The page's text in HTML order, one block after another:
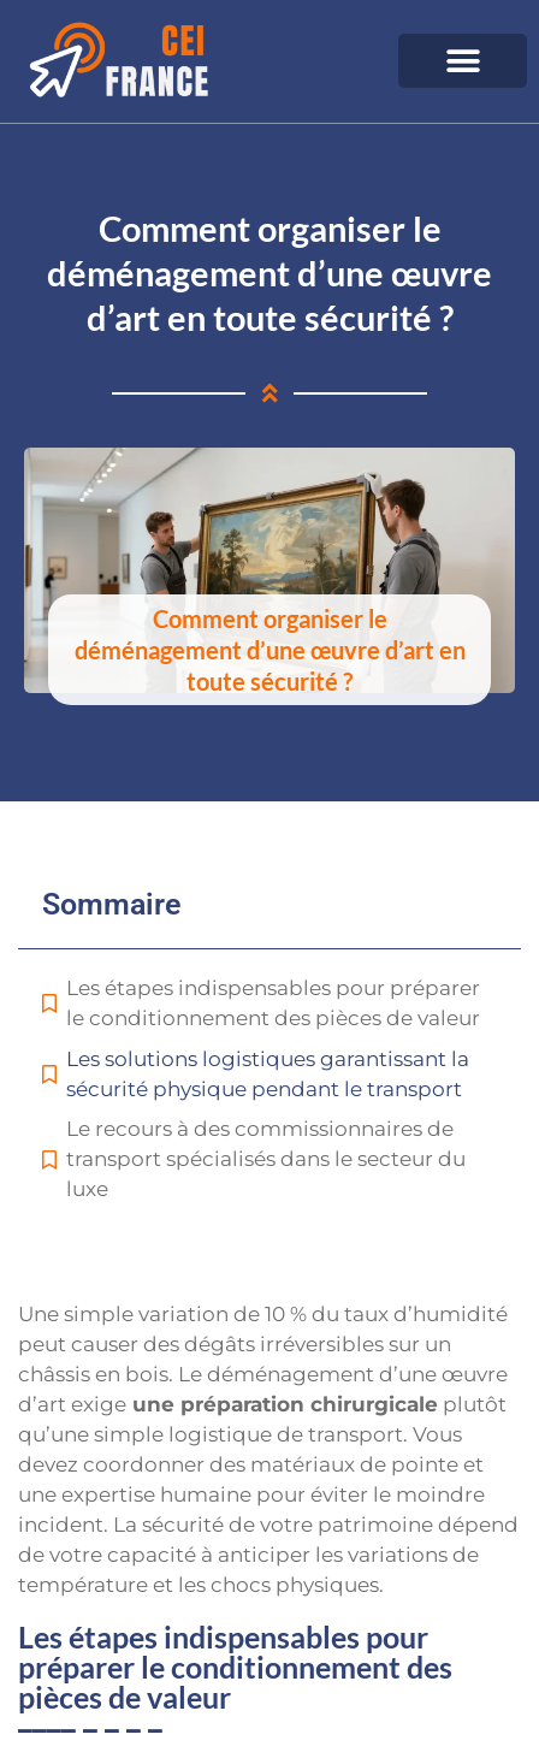
Comment organiser le
déménagement d’une œuvre
d’art en toute sécurité ?
Comment organiser le
déménagement d’une œuvre d’art en
toute sécurité ?
Sommaire
Les étapes indispensables pour préparer
le conditionnement des pièces de valeur
Les solutions logistiques garantissant la
sécurité physique pendant le transport
Le recours à des commissionnaires de
transport spécialisés dans le secteur du
luxe
Une simple variation de 10 % du taux d’humidité
peut causer des dégâts irréversibles sur un
châssis en bois. Le déménagement d’une œuvre
d’art exige une préparation chirurgicale plutôt
qu’une simple logistique de transport. Vous
devez coordonner des matériaux de pointe et
une expertise humaine pour éviter le moindre
incident. La sécurité de votre patrimoine dépend
de votre capacité à anticiper les variations de
température et les chocs physiques.
Les étapes indispensables pour
préparer le conditionnement des
pièces de valeur